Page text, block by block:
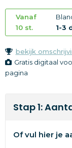
Merken
Vanaf
10 st.
1-3
bekijk
Gratis digitaal
pagina
Stap 1:
Of vul hier je